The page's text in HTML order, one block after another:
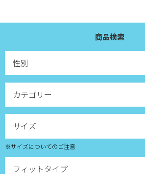
商品検索
※サイズについてのご注意